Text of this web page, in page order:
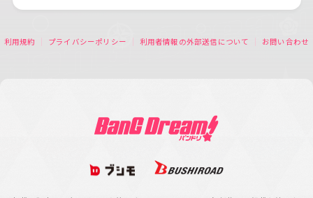
利用規約 プライバシーポリシー 利用者情報の外部送信について お問い合わせ